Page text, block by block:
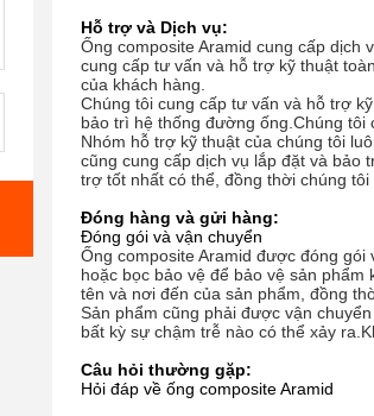
Hỗ trợ và Dịch vụ:
Ống composite Aramid cung cấp dịch
cung cấp tư vấn và hỗ trợ kỹ thuật
của khách hàng.
Chúng tôi cung cấp tư vấn và hỗ trợ
bảo trì hệ thống đường ống.Chúng
Nhóm hỗ trợ kỹ thuật của chúng tôi
cũng cung cấp dịch vụ lắp đặt và bảo
trợ tốt nhất có thể, đồng thời chúng
Đóng hàng và gửi hàng:
Đóng gói và vận chuyển
Ống composite Aramid được đóng
hoặc bọc bảo vệ để bảo vệ sản
tên và nơi đến của sản phẩm, đồng
Sản phẩm cũng phải được vận
bất kỳ sự chậm trễ nào có thể xảy
Câu hỏi thường gặp:
Hỏi đáp về ống composite Aramid